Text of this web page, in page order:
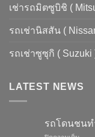
เช่ารถมิตซูบิชิ (
รถเช่านิสสัน (
รถเช่าซูซุกิ ( Suzuki
LATEST NEWS
รถโดนชนท